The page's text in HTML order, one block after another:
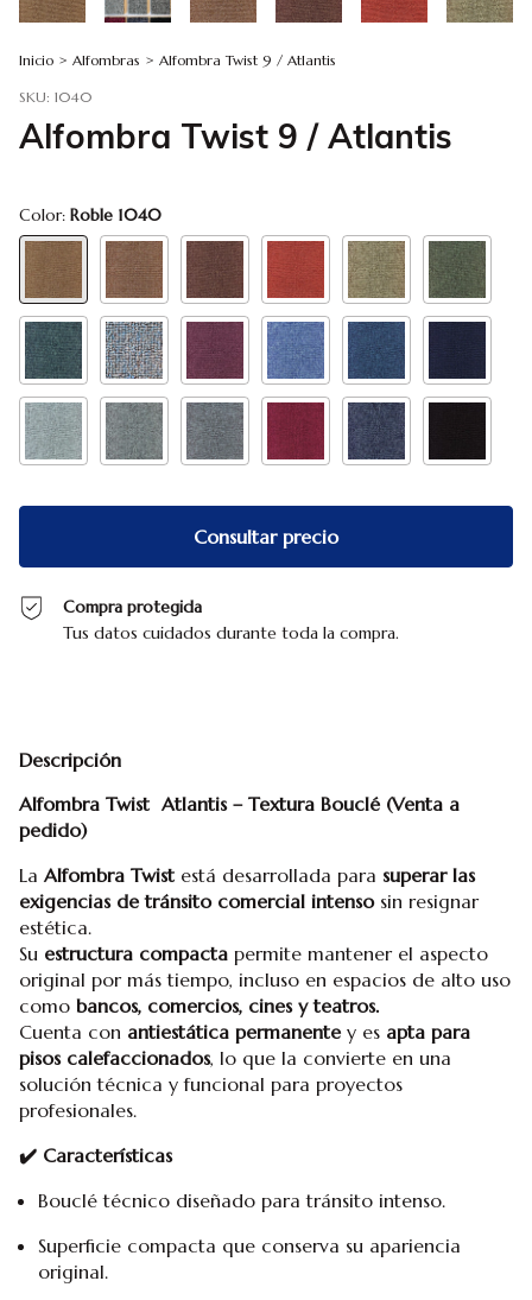
Inicio > Alfombras > Alfombra Twist 9 / Atlantis
SKU: 1040
Alfombra Twist 9 / Atlantis
Color: Roble 1040
Compra protegida
Tus datos cuidados durante toda la compra.
Descripción
Alfombra Twist Atlantis – Textura Bouclé (Venta a
pedido)
La Alfombra Twist está desarrollada para superar las
exigencias de tránsito comercial intensosin resignar
estética.
Su estructura compacta permite mantener el aspecto
original por más tiempo, incluso en espacios de alto uso
como bancos, comercios, cines y teatros.
Cuenta con antiestática permanentey es apta para
pisos calefaccionados, lo que la convierte en una
solución técnica y funcional para proyectos
profesionales.
✔️ Características
Bouclé técnico diseñado para tránsito intenso.
Superficie compacta que conserva su apariencia
original.